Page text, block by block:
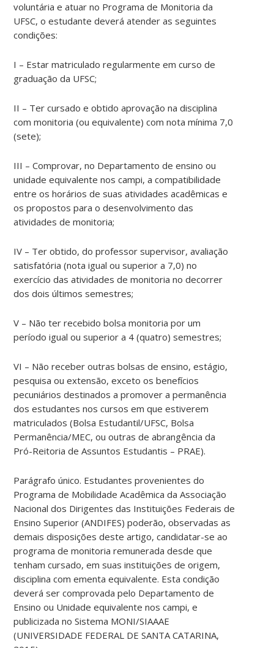
voluntária e atuar no Programa de Monitoria da
UFSC, o estudante deverá atender as seguintes
condições:
I – Estar matriculado regularmente em curso de
graduação da UFSC;
II – Ter cursado e obtido aprovação na disciplina
com monitoria (ou equivalente) com nota mínima 7,0
(sete);
III – Comprovar, no Departamento de ensino ou
unidade equivalente nos campi, a compatibilidade
entre os horários de suas atividades acadêmicas e
os propostos para o desenvolvimento das
atividades de monitoria;
IV – Ter obtido, do professor supervisor, avaliação
satisfatória (nota igual ou superior a 7,0) no
exercício das atividades de monitoria no decorrer
dos dois últimos semestres;
V – Não ter recebido bolsa monitoria por um
período igual ou superior a 4 (quatro) semestres;
VI – Não receber outras bolsas de ensino, estágio,
pesquisa ou extensão, exceto os benefícios
pecuniários destinados a promover a permanência
dos estudantes nos cursos em que estiverem
matriculados (Bolsa Estudantil/UFSC, Bolsa
Permanência/MEC, ou outras de abrangência da
Pró-Reitoria de Assuntos Estudantis – PRAE).
Parágrafo único. Estudantes provenientes do
Programa de Mobilidade Acadêmica da Associação
Nacional dos Dirigentes das Instituições Federais de
Ensino Superior (ANDIFES) poderão, observadas as
demais disposições deste artigo, candidatar-se ao
programa de monitoria remunerada desde que
tenham cursado, em suas instituições de origem,
disciplina com ementa equivalente. Esta condição
deverá ser comprovada pelo Departamento de
Ensino ou Unidade equivalente nos campi, e
publicizada no Sistema MONI/SIAAAE
(UNIVERSIDADE FEDERAL DE SANTA CATARINA,